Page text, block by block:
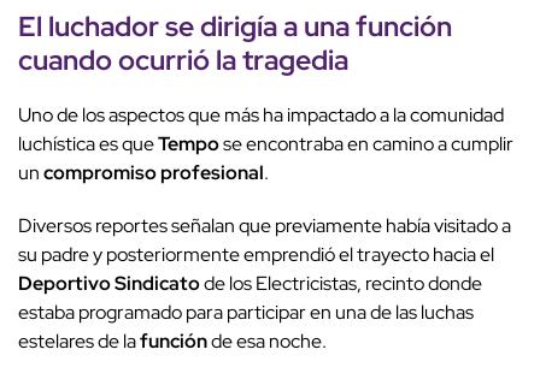
El luchadorse dirigía a unafunción
cuando ocurrió la tragedia
Uno de los aspectos que más ha impactado a la comunidad
luchística es queTempose encontraba en camino a cumplir
uncompromiso profesional.
Diversos reportes señalan que previamente había visitado a
su padre y posteriormente emprendió el trayecto hacia el
Deportivo Sindicatode los Electricistas, recinto donde
estaba programado para participar en una de las luchas
estelares de lafunciónde esa noche.